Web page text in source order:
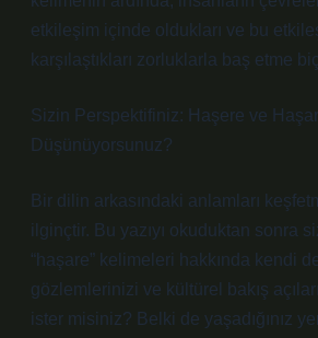
etkileşim içinde oldukları ve bu
karşılaştıkları zorluklarla baş etme
Sizin Perspektifiniz: Haşere ve
Düşünüyorsunuz?
Bir dilin arkasındaki anlamları
ilginçtir. Bu yazıyı okuduktan sonra
“haşare” kelimeleri hakkında kendi
gözlemlerinizi ve kültürel bakış
ister misiniz? Belki de yaşadığınız